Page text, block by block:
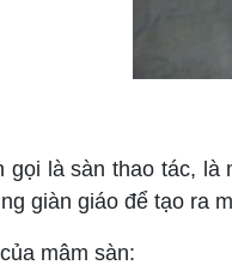
gọi là sàn thao tác,
giàn giáo để tạo ra
mâm sàn: